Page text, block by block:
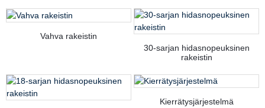
Vahva rakeistin
30-sarjan hidasnopeuksinen
rakeistin
Kierrätysjärjestelmä